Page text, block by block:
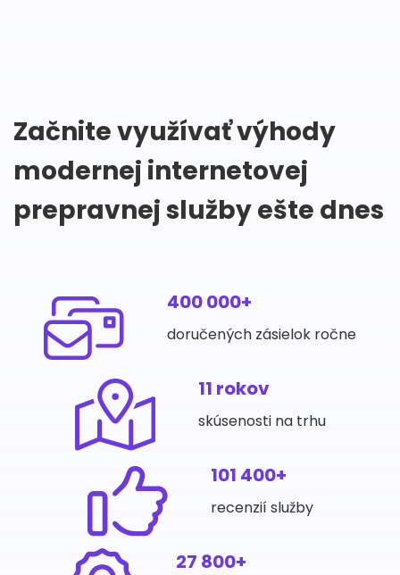
Začnite využívať výhody
modernej internetovej
prepravnej služby ešte dnes
400 000+
doručených zásielok ročne
11 rokov
skúsenosti na trhu
101 400+
recenzií služby
27 800+